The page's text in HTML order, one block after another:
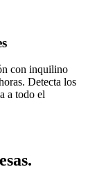
con inquilino
Detecta los
a todo el